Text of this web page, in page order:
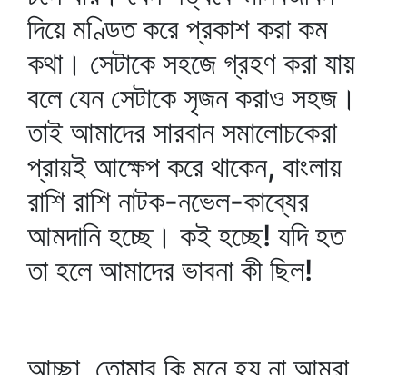
দিয়ে মণ্ডিত করে প্রকাশ করা কম
কথা। সেটাকে সহজে গ্রহণ করা যায়
বলে যেন সেটাকে সৃজন করাও সহজ।
তাই আমাদের সারবান সমালোচকেরা
প্রায়ই আক্ষেপ করে থাকেন, বাংলায়
রাশি রাশি নাটক-নভেল-কাব্যের
আমদানি হচ্ছে। কই হচ্ছে! যদি হত
তা হলে আমাদের ভাবনা কী ছিল!